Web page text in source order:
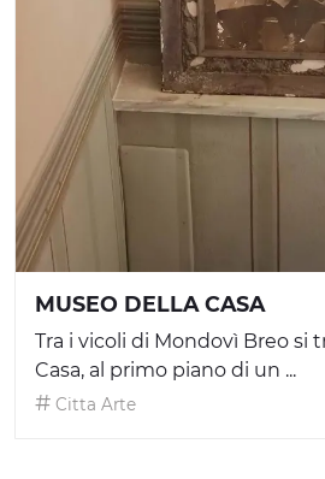
MUSEO DELLA CASA
Tra i vicoli di Mondovì Breo si
Casa, al primo piano di un ...
Citta Arte